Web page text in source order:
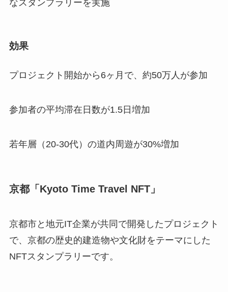
なスタンプラリーを実施
効果
プロジェクト開始から6ヶ月で、約50万人が参加
参加者の平均滞在日数が1.5日増加
若年層（20-30代）の道内周遊が30%増加
京都「Kyoto Time Travel NFT」
京都市と地元IT企業が共同で開発したプロジェクト
で、京都の歴史的建造物や文化財をテーマにした
NFTスタンプラリーです。